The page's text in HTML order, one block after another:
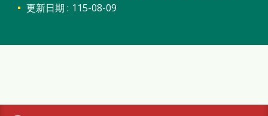
更新日期
115-08-09